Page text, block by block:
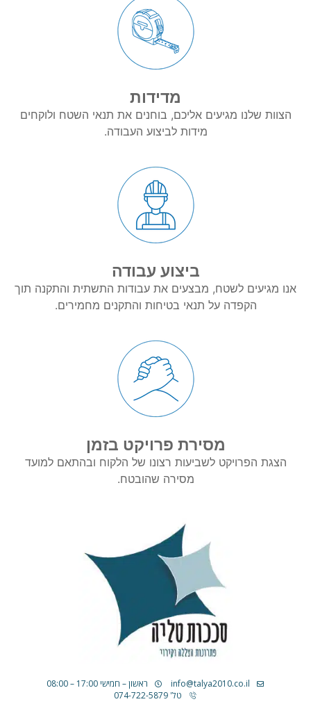
מדידות
הצוות שלנו מגיעים אליכם, בוחנים את תנאי השטח ולוקחים
מידות לביצוע העבודה.
ביצוע עבודה
אנו מגיעים לשטח, מבצעים את עבודות התשתית והתקנה תוך
הקפדה על תנאי בטיחות והתקנים מחמירים.
מסירת פרויקט בזמן
הצגת הפרויקט לשביעות רצונו של הלקוח ובהתאם למועד
מסירה שהובטח.
info@talya2010.co.il
ראשון – חמישי 17:00 – 08:00
טל' 074-722-5879